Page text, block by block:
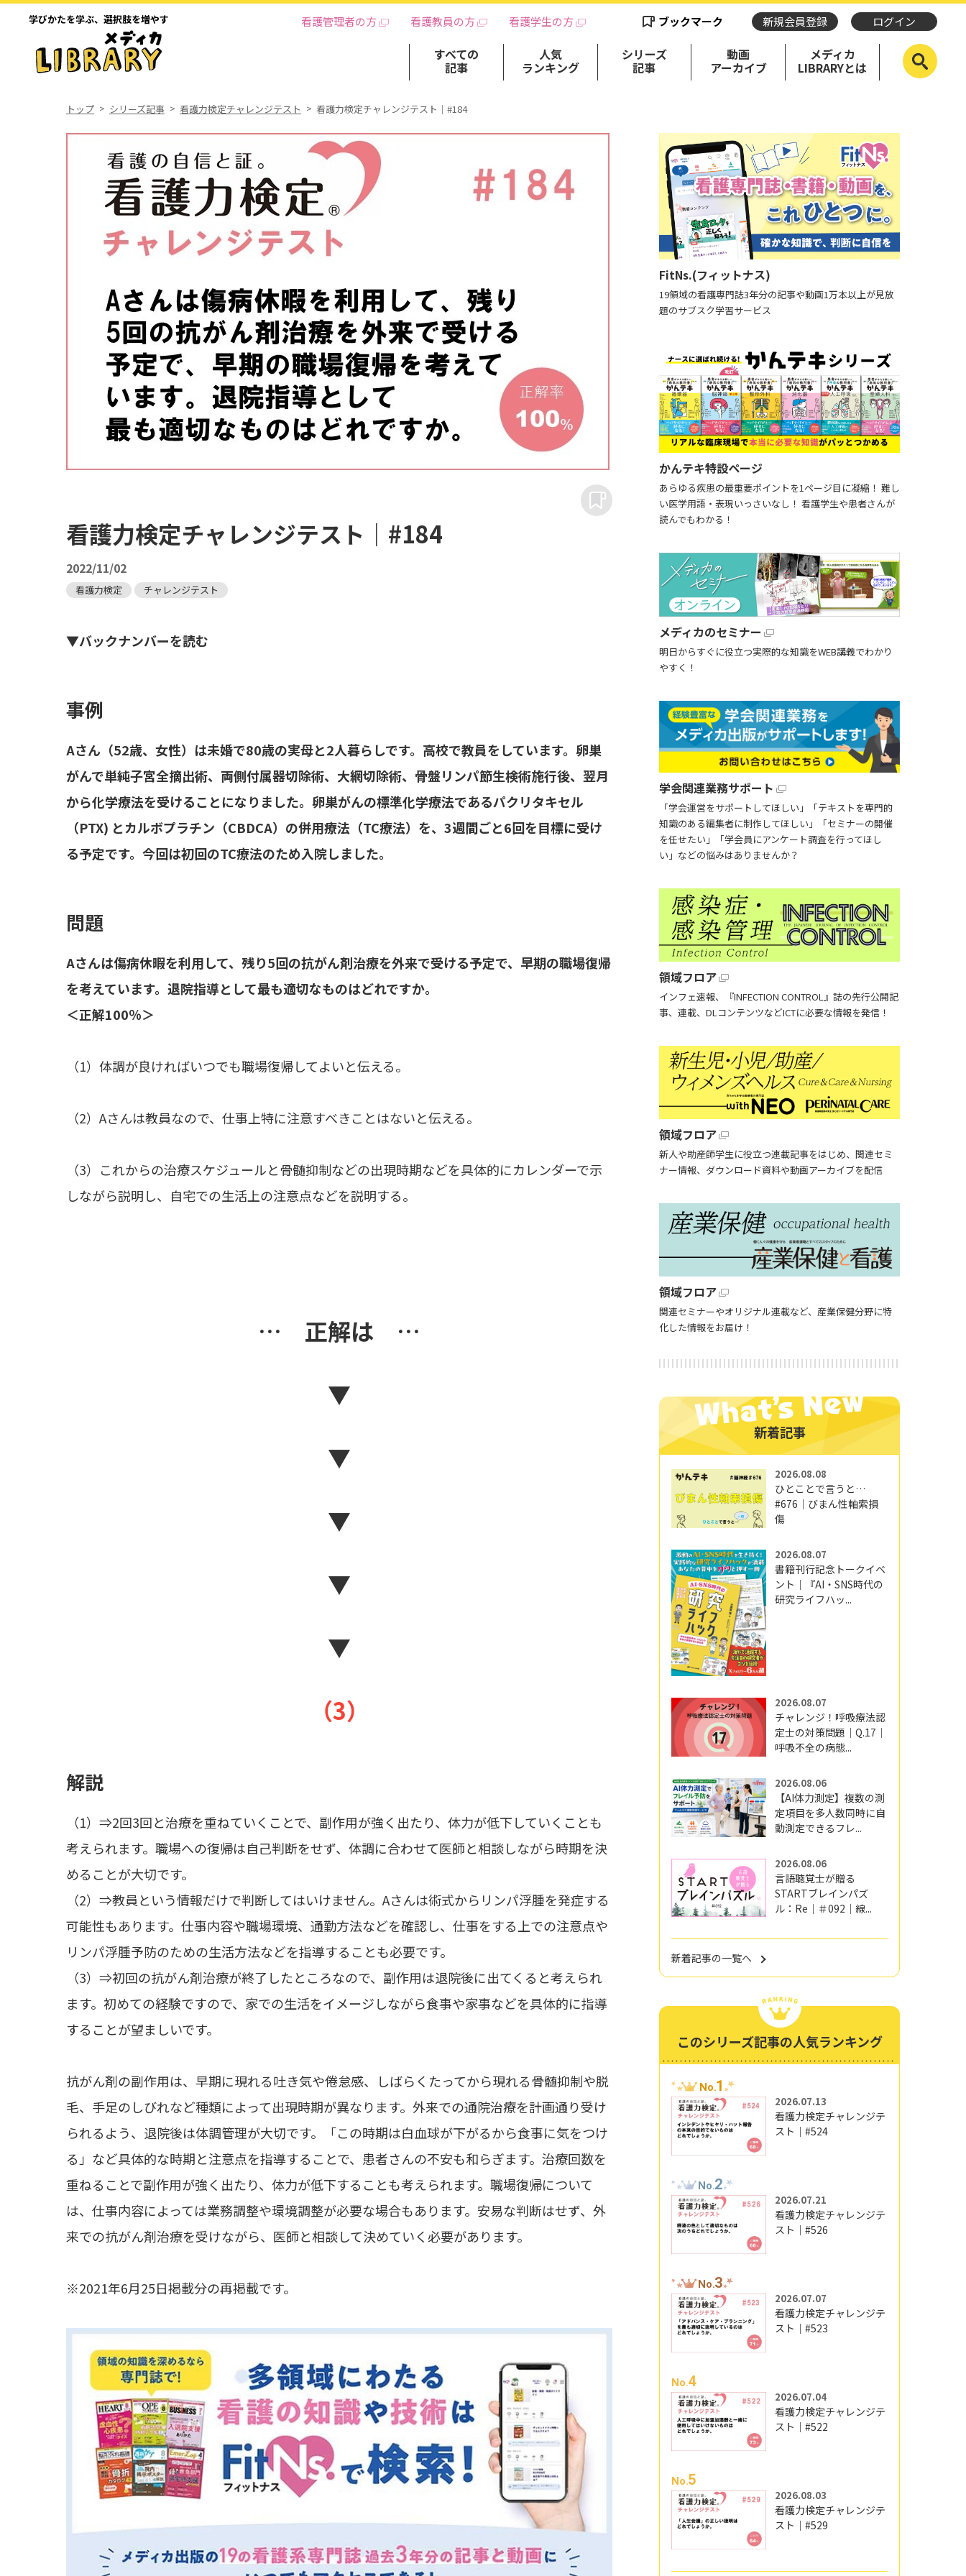
学びかたを学ぶ、 選択肢を増やす 看護管理者の方 看護教員の方 看護学生の方 ブックマーク 新規会員登録 ログイン
すべての
記事
人気
ランキング
シリーズ
記事
動画
アーカイブ
メディカ
LIBRARYとは
トップ シリーズ記事 看護力検定チャレンジテスト 看護力検定チャレンジテスト｜#184
看護力検定チャレンジテスト｜#184
2022/11/02
看護力検定 チャレンジテスト
▼バックナンバーを読む
事例
Aさん（52歳、女性）は未婚で80歳の実母と2人暮らしです。高校で教員をしています。卵巣
がんで単純子宮全摘出術、両側付属器切除術、大網切除術、骨盤リンパ節生検術施行後、翌月
から化学療法を受けることになりました。卵巣がんの標準化学療法であるパクリタキセル
（PTX) とカルボプラチン（CBDCA）の併用療法（TC療法）を、3週間ごと6回を目標に受け
る予定です。今回は初回のTC療法のため入院しました。
問題
Aさんは傷病休暇を利用して、残り5回の抗がん剤治療を外来で受ける予定で、早期の職場復帰
を考えています。退院指導として最も適切なものはどれですか。
＜正解100％＞
（1）体調が良ければいつでも職場復帰してよいと伝える。
（2）Aさんは教員なので、仕事上特に注意すべきことはないと伝える。
（3）これからの治療スケジュールと骨髄抑制などの出現時期などを具体的にカレンダーで示
しながら説明し、自宅での生活上の注意点などを説明する。
… 正解は …
▼
▼
▼
▼
▼
（3）
解説
（1）⇒2回3回と治療を重ねていくことで、副作用が強く出たり、体力が低下していくことも
考えられます。職場への復帰は自己判断をせず、体調に合わせて医師と相談しながら時期を決
めることが大切です。
（2）⇒教員という情報だけで判断してはいけません。Aさんは術式からリンパ浮腫を発症する
可能性もあります。仕事内容や職場環境、通勤方法などを確認し、仕事をする上での注意点や
リンパ浮腫予防のための生活方法などを指導することも必要です。
（3）⇒初回の抗がん剤治療が終了したところなので、副作用は退院後に出てくると考えられ
ます。初めての経験ですので、家での生活をイメージしながら食事や家事などを具体的に指導
することが望ましいです。
抗がん剤の副作用は、早期に現れる吐き気や倦怠感、しばらくたってから現れる骨髄抑制や脱
毛、手足のしびれなど種類によって出現時期が異なります。外来での通院治療を計画通り受け
られるよう、退院後は体調管理が大切です。「この時期は白血球が下がるから食事に気をつけ
る」など具体的な時期と注意点を指導することで、患者さんの不安も和らぎます。治療回数を
重ねることで副作用が強く出たり、体力が低下することも考えられます。職場復帰について
は、仕事内容によっては業務調整や環境調整が必要な場合もあります。安易な判断はせず、外
来での抗がん剤治療を受けながら、医師と相談して決めていく必要があります。
※2021年6月25日掲載分の再掲載です。
FitNs.(フィットナス)
19領域の看護専門誌3年分の記事や動画1万本以上が見放
題のサブスク学習サービス
かんテキ特設ページ
あらゆる疾患の最重要ポイントを1ページ目に凝縮！ 難し
い医学用語・表現いっさいなし！ 看護学生や患者さんが
読んでもわかる！
メディカのセミナー
明日からすぐに役立つ実際的な知識をWEB講義でわかり
やすく！
学会関連業務サポート
「学会運営をサポートしてほしい」「テキストを専門的
知識のある編集者に制作してほしい」「セミナーの開催
を任せたい」「学会員にアンケート調査を行ってほし
い」などの悩みはありませんか？
領域フロア
インフェ速報、『INFECTION CONTROL』誌の先行公開記
事、連載、DLコンテンツなどICTに必要な情報を発信！
領域フロア
新人や助産師学生に役立つ連載記事をはじめ、関連セミ
ナー情報、ダウンロード資料や動画アーカイブを配信
領域フロア
関連セミナーやオリジナル連載など、産業保健分野に特
化した情報をお届け！
新着記事
2026.08.08
ひとことで言うと…
#676｜びまん性軸索損
傷
2026.08.07
書籍刊行記念トークイベ
ント｜『AI・SNS時代の
研究ライフハッ...
2026.08.07
チャレンジ！呼吸療法認
定士の対策問題｜Q.17｜
呼吸不全の病態...
2026.08.06
【AI体力測定】複数の測
定項目を多人数同時に自
動測定できるフレ...
2026.08.06
言語聴覚士が贈る
STARTブレインパズ
ル：Re｜＃092｜線...
新着記事の一覧へ
このシリーズ記事の人気ランキング
No.1
2026.07.13
看護力検定チャレンジテ
スト｜#524
No.2
2026.07.21
看護力検定チャレンジテ
スト｜#526
No.3
2026.07.07
看護力検定チャレンジテ
スト｜#523
No.4
2026.07.04
看護力検定チャレンジテ
スト｜#522
No.5
2026.08.03
看護力検定チャレンジテ
スト｜#529